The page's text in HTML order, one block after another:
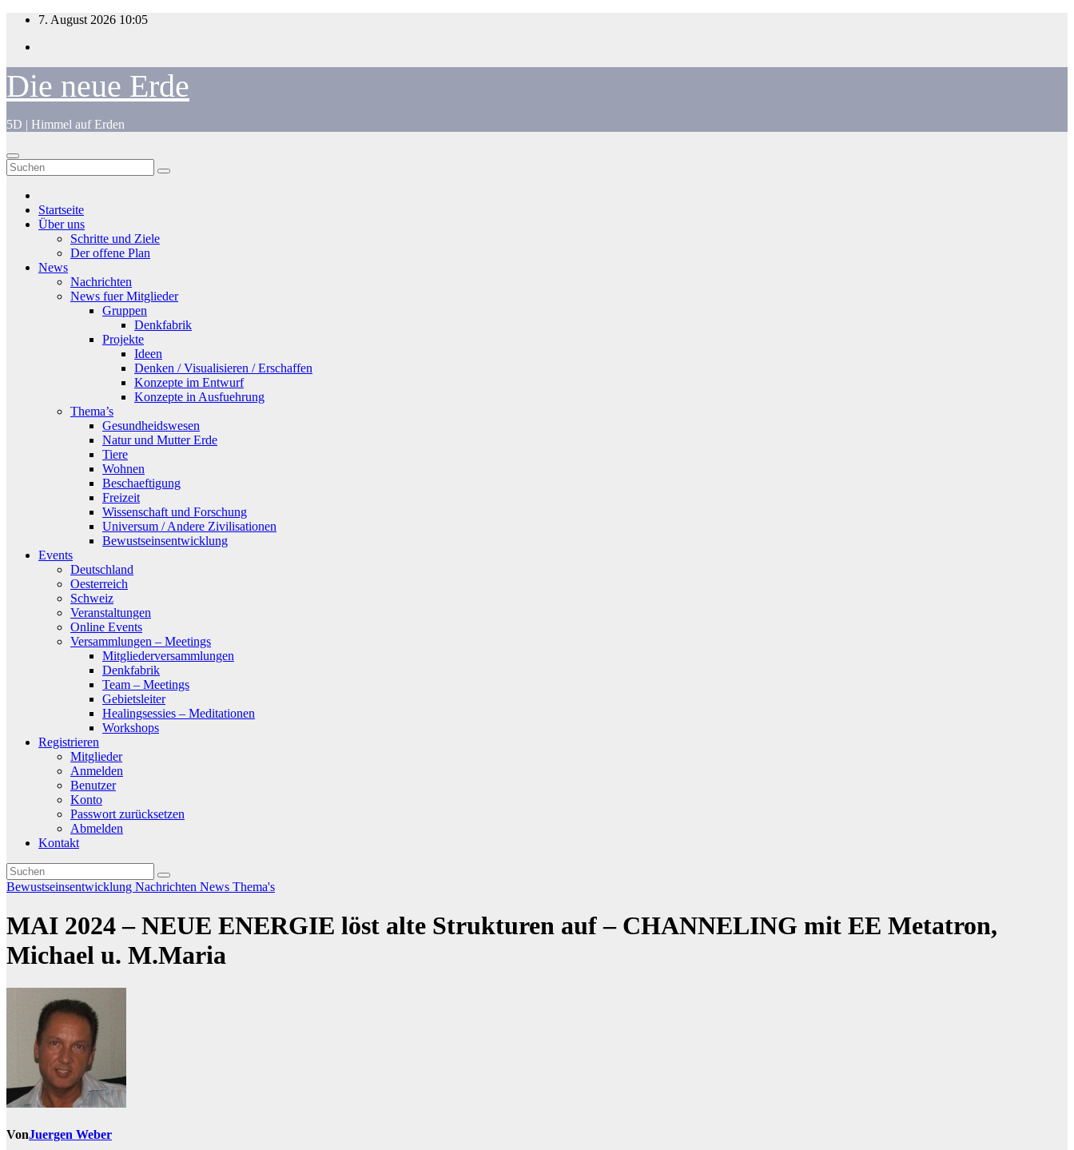
Zum
springen
7. August 2026 10:05
Die neue Erde
5D | Himmel auf Erden
Startseite
Über uns
Schritte und Ziele
Der offene Plan
News
Nachrichten
News fuer Mitglieder
Gruppen
Denkfabrik
Projekte
Ideen
Denken / Visualisieren / Erschaffen
Konzepte im Entwurf
Konzepte in Ausfuehrung
Thema’s
Gesundheidswesen
Natur und Mutter Erde
Tiere
Wohnen
Beschaeftigung
Freizeit
Wissenschaft und Forschung
Universum / Andere Zivilisationen
Bewustseinsentwicklung
Events
Deutschland
Oesterreich
Schweiz
Veranstaltungen
Online Events
Versammlungen – Meetings
Mitgliederversammlungen
Denkfabrik
Team – Meetings
Gebietsleiter
Healingsessies – Meditationen
Workshops
Registrieren
Mitglieder
Anmelden
Benutzer
Konto
Passwort zurücksetzen
Abmelden
Kontakt
Bewustseinsentwicklung Nachrichten News Thema's
MAI 2024 – NEUE ENERGIE löst alte Strukturen auf – CHANNELING mit EE Metatron,
Michael u. M.Maria
VonJuergen Weber